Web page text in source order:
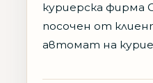
куриерска фирма
посочен от
автомат на